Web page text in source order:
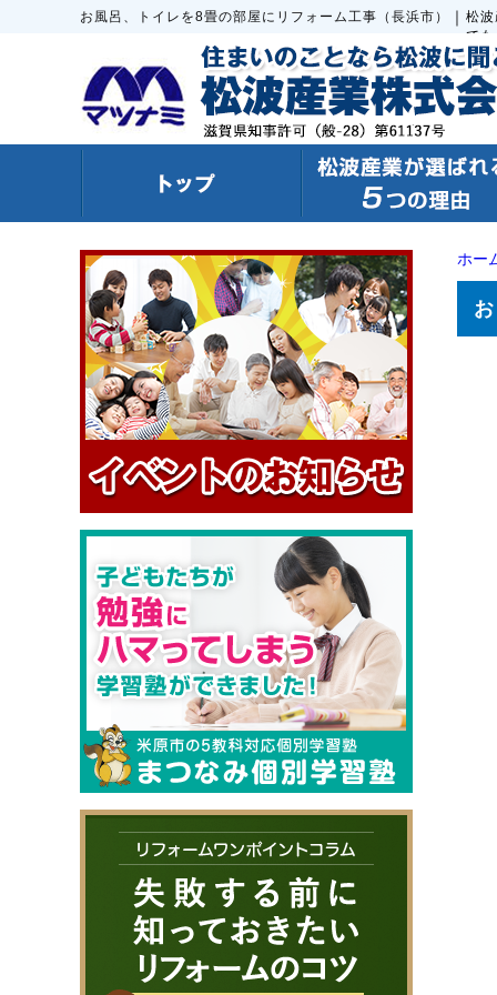
お風呂、トイレを8畳の部屋にリフォーム工事（長浜市） ｜ 松
で
ホー